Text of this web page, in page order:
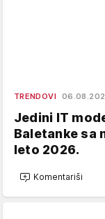
TRENDOVI
Jedini IT
Baletanke sa
leto 2026.
Komentariši